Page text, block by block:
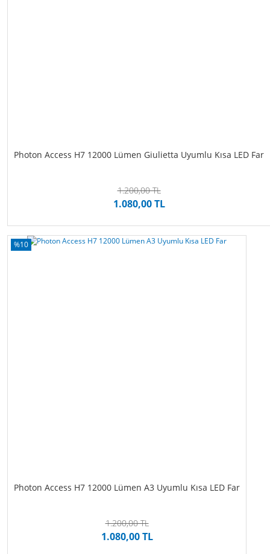
Photon Access H7 12000 Lümen Giulietta Uyumlu Kısa LED Far
1.200,00 TL
1.080,00 TL
%10
Photon Access H7 12000 Lümen A3 Uyumlu Kısa LED Far
1.200,00 TL
1.080,00 TL